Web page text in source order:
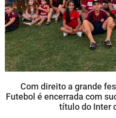
Com direito a grande
Futebol é encerrada com
título do Inter